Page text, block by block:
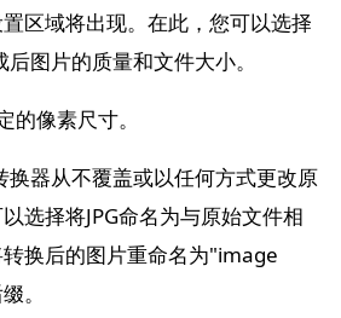
区域将出现。在此，您可以选择
后图片的质量和文件大小。
的像素尺寸。
换器从不覆盖或以任何方式更改原
选择将JPG命名为与原始文件相
换后的图片重命名为"image
。